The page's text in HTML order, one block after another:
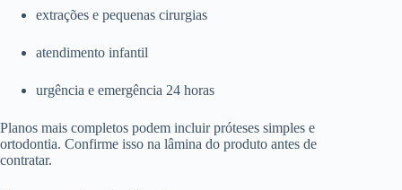
extrações e pequenas cirurgias
atendimento infantil
urgência e emergência 24 horas
Planos mais completos podem incluir próteses simples e
ortodontia. Confirme isso na lâmina do produto antes de
contratar.